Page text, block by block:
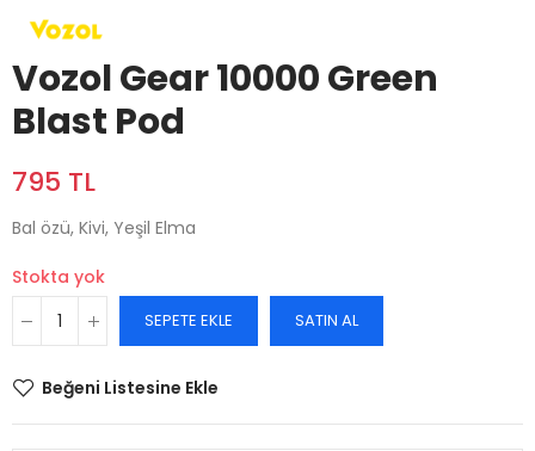
Vozol Gear 10000 Green
Blast Pod
795 TL
Bal özü, Kivi, Yeşil Elma
Stokta yok
SEPETE EKLE SATIN AL
Beğeni Listesine Ekle